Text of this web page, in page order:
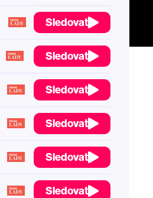
Sledovat
Sledovat
Sledovat
Sledovat
Sledovat
Sledovat